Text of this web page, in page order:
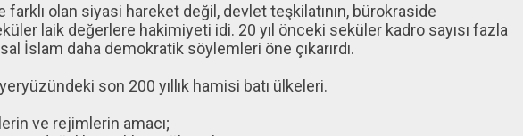
farklı olan siyasi hareket değil, devlet teşkilatının, bürokraside
laik değerlere hakimiyeti idi. 20 yıl önceki seküler kadro sayısı fazla
İslam daha demokratik söylemleri öne çıkarırdı.
son 200 yıllık hamisi batı ülkeleri.
ve rejimlerin amacı;